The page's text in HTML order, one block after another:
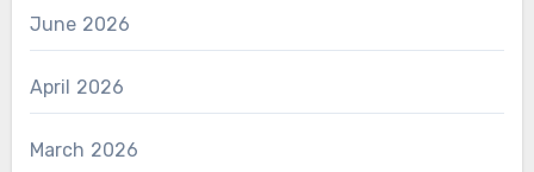
June 2026
April 2026
March 2026